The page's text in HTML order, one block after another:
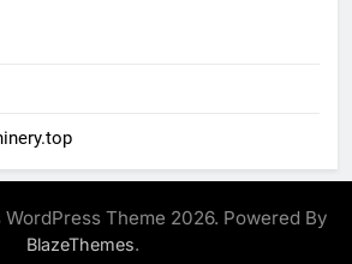
Theme 2026. Powered By
BlazeThemes.